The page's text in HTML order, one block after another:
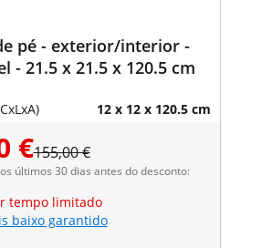
pé - exterior/interior -
- 21.5 x 21.5 x 120.5 cm
12 x 12 x 120.5 cm
€155,00 €
últimos 30 dias antes do desconto:
tempo limitado
baixo garantido